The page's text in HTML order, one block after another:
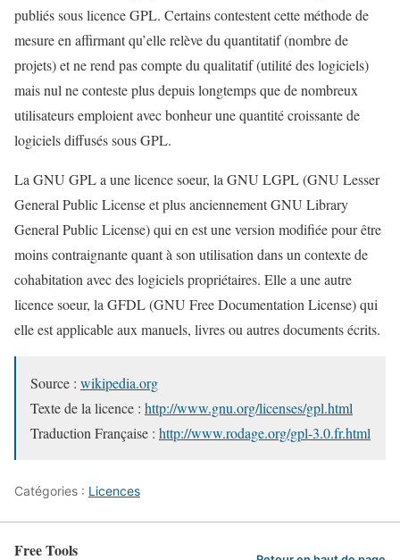
publiés sous licence GPL. Certains contestent cette méthode de
mesure en affirmant qu’elle relève du quantitatif (nombre de
projets) et ne rend pas compte du qualitatif (utilité des logiciels)
mais nul ne conteste plus depuis longtemps que de nombreux
utilisateurs emploient avec bonheur une quantité croissante de
logiciels diffusés sous GPL.
La GNU GPL a une licence soeur, la GNU LGPL (GNU Lesser
General Public License et plus anciennement GNU Library
General Public License) qui en est une version modifiée pour être
moins contraignante quant à son utilisation dans un contexte de
cohabitation avec des logiciels propriétaires. Elle a une autre
licence soeur, la GFDL (GNU Free Documentation License) qui
elle est applicable aux manuels, livres ou autres documents écrits.
Source : wikipedia.org
Texte de la licence : http://www.gnu.org/licenses/gpl.html
Traduction Française : http://www.rodage.org/gpl-3.0.fr.html
Catégories : Licences
Free Tools